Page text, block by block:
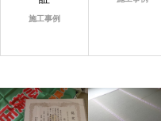
施工事例